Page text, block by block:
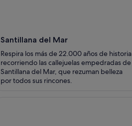
Santillana del Mar
Respira los más de 22.000 años de historia
recorriendo las callejuelas empedradas de
Santillana del Mar, que rezuman belleza
por todos sus rincones.